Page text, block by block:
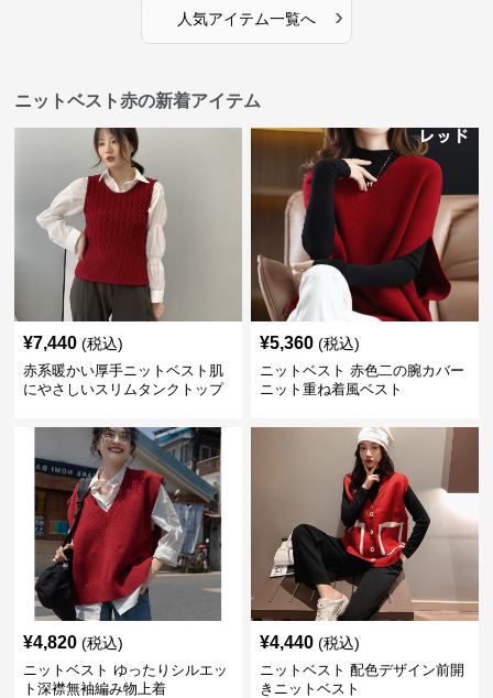
人気アイテム一覧へ ›
ニットベスト赤の新着アイテム
¥7,440 (税込)
赤系暖かい厚手ニットベスト肌
にやさしいスリムタンクトップ
¥5,360 (税込)
ニットベスト 赤色二の腕カバー
ニット重ね着風ベスト
¥4,820 (税込)
ニットベスト ゆったりシルエッ
ト深襟無袖編み物上着
¥4,440 (税込)
ニットベスト 配色デザイン前開
きニットベスト